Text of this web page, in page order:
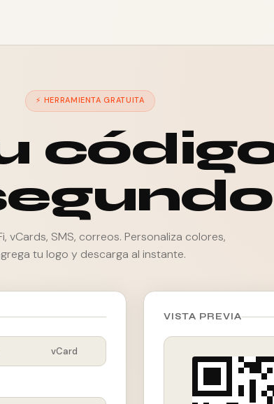
⚡ HERRAMIENTA GRATUITA
vCards, SMS, correos. Personaliza colores,
tu logo y descarga al instante.
vCard
VISTA PREVIA